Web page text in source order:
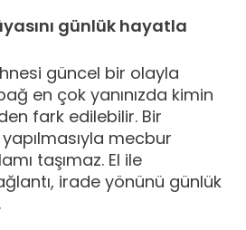
günlük hayatla
güncel bir olayla
en çok yanınızda kimin
fark edilebilir. Bir
mecbur
taşımaz. El ile
irade yönünü günlük